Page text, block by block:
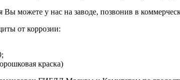
можете у нас на заводе, позвонив в
от коррозии:
краска)